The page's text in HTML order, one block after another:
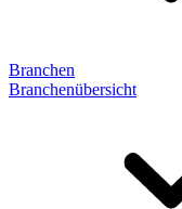
Branchen
Branchenübersicht